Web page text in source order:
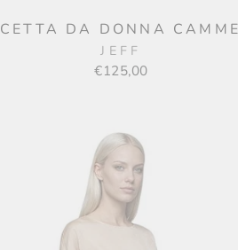
DA DONNA
JEFF
€125,00